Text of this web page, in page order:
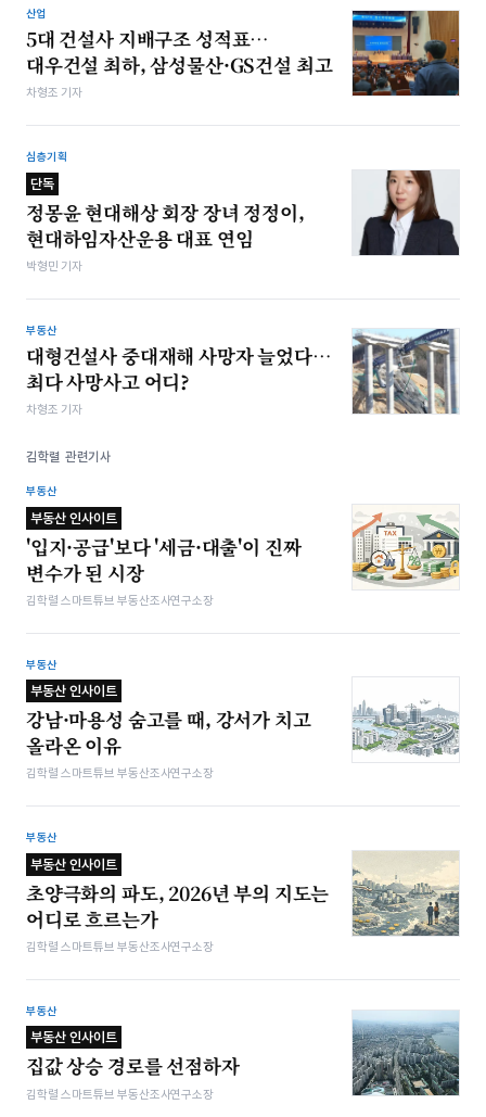
산업
5대 건설사 지배구조 성적표…
대우건설 최하, 삼성물산·GS건설 최고
차형조 기자
심층기획
단독
정몽윤 현대해상 회장 장녀 정정이,
현대하임자산운용 대표 연임
박형민 기자
부동산
대형건설사 중대재해 사망자 늘었다…
최다 사망사고 어디?
차형조 기자
김학렬 관련기사
부동산
부동산 인사이트
'입지·공급'보다 '세금·대출'이 진짜
변수가 된 시장
김학렬 스마트튜브 부동산조사연구소장
부동산
부동산 인사이트
강남·마용성 숨고를 때, 강서가 치고
올라온 이유
김학렬 스마트튜브 부동산조사연구소장
부동산
부동산 인사이트
초양극화의 파도, 2026년 부의 지도는
어디로 흐르는가
김학렬 스마트튜브 부동산조사연구소장
부동산
부동산 인사이트
집값 상승 경로를 선점하자
김학렬 스마트튜브 부동산조사연구소장